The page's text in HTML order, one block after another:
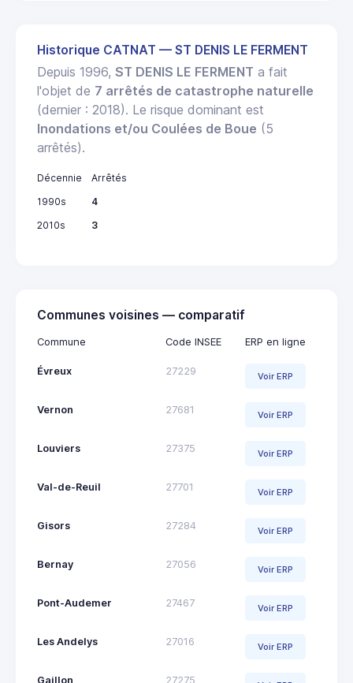
Historique CATNAT — ST DENIS LE FERMENT
Depuis 1996, ST DENIS LE FERMENT a fait
l'objet de 7 arrêtés de catastrophe naturelle
(dernier : 2018). Le risque dominant est
Inondations et/ou Coulées de Boue (5
arrêtés).
Décennie
Arrêtés
1990s
4
2010s
3
Communes voisines — comparatif
Commune Code INSEE ERP en ligne
Évreux 27229 Voir ERP
Vernon 27681 Voir ERP
Louviers 27375 Voir ERP
Val-de-Reuil 27701 Voir ERP
Gisors 27284 Voir ERP
Bernay 27056 Voir ERP
Pont-Audemer 27467 Voir ERP
Les Andelys 27016 Voir ERP
Gaillon 27275